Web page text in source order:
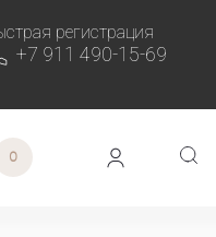
регистрация
+7 911 490-15-69
0